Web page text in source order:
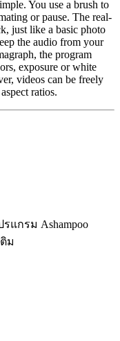
You use a brush to
or pause. The real-
just like a basic photo
the audio from your
the program
exposure or white
videos can be freely
ratios.
แกรม Ashampoo
ติม